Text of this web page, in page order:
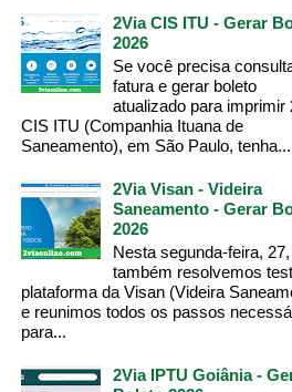
2Via CIS ITU - Gerar
2026
Se você precisa
fatura e gerar boleto
atualizado para imprimir
CIS ITU (Companhia Ituana de
Saneamento), em São Paulo, tenha...
2Via Visan - Videira
Saneamento - Gerar
2026
Nesta segunda-feira,
também resolvemos
plataforma da Visan (Videira
e reunimos todos os passos
para...
2Via IPTU Goiânia -